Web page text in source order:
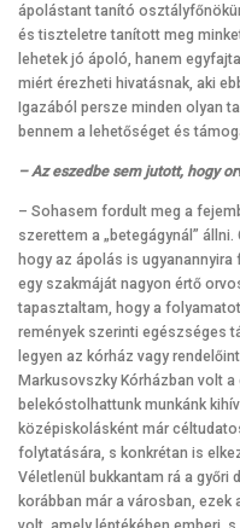
ápolástant tanító
és tiszteletre tanított meg
lehetek jó ápoló, hanem
miért érezheti hivatásnak, aki
Igazából persze minden olyan
bennem a lehetőséget és
– Az eszedbe sem jutott, hogy
– Sohasem fordult meg a
szerettem a „betegágynál”
hogy az ápolás is
egy szakmáját nagyon értő
tapasztaltam, hogy a
remények szerinti egészséges
legyen az kórház vagy
Markusovszky Kórházban volt
belekóstolhattunk munkánk
középiskolásként már
folytatására, s konkrétan is
Véletlenül bukkantam rá a
korábban már a városban, ezek